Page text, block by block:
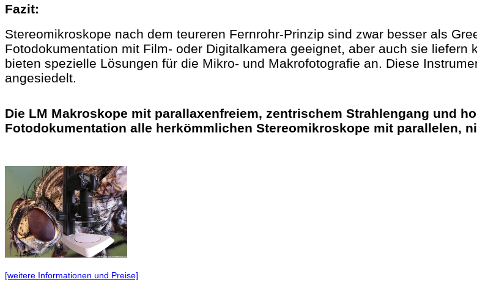
Fazit:
Stereomikroskope nach dem teureren Fernrohr-Prinzip sind zwar besser als
Fotodokumentation mit Film- oder Digitalkamera geeignet, aber auch sie
bieten spezielle Lösungen für die Mikro- und Makrofotografie an. Diese
angesiedelt.
Die LM Makroskope mit parallaxenfreiem, zentrischem Strahlengang und
Fotodokumentation alle herkömmlichen Stereomikroskope mit parallelen,
[weitere Informationen und Preise]